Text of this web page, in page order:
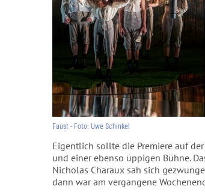
Faust - Foto: Uwe Schinkel
Eigentlich sollte die Premiere auf
und einer ebenso üppigen Bühne.
Nicholas Charaux sah sich
dann war am vergangene